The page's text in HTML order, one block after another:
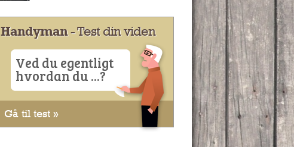
Handyman- Test din viden
Ved du egentligt
hvordan du ...?
Gå til test »